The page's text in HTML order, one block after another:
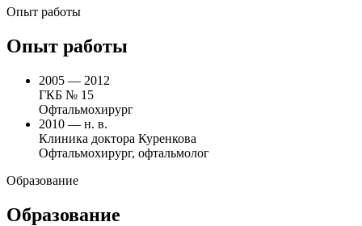
Опыт работы
Опыт работы
2005 — 2012
ГКБ № 15
Офтальмохирург
2010 — н. в.
Клиника доктора Куренкова
Офтальмохирург, офтальмолог
Образование
Образование